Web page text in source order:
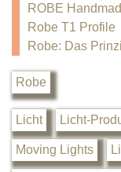
ROBE
Robe T1 Profile
Robe: Das
Robe
Licht Licht-
Moving Lights